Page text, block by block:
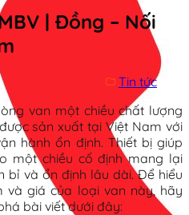
| Đồng – Nối
Tin tức
van một chiều chất lượng
sản xuất tại Việt Nam với
hành ổn định. Thiết bị giúp
một chiều cố định mang lại
bỉ và ổn định lâu dài. Để hiểu
và giá của loại van này, hãy
bài viết dưới đây: